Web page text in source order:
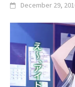
December 29,